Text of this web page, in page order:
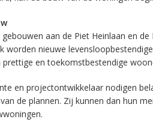
gebouwen aan de Piet Heinlaan en
worden nieuwe
prettige en toekomstbestendige
en projectontwikkelaar nodigen
de plannen. Zij kunnen dan hun